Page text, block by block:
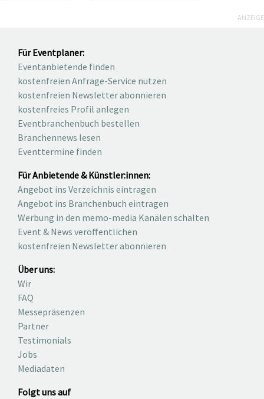
ANZEIGE
Für Eventplaner:
Eventanbietende finden
kostenfreien Anfrage-Service nutzen
kostenfreien Newsletter abonnieren
kostenfreies Profil anlegen
Eventbranchenbuch bestellen
Branchennews lesen
Eventtermine finden
Für Anbietende & Künstler:innen:
Angebot ins Verzeichnis eintragen
Angebot ins Branchenbuch eintragen
Werbung in den memo-media Kanälen schalten
Event & News veröffentlichen
kostenfreien Newsletter abonnieren
Über uns:
Wir
FAQ
Messepräsenzen
Partner
Testimonials
Jobs
Mediadaten
Folgt uns auf